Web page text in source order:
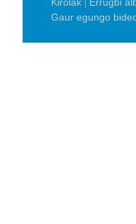
Gaur egungo